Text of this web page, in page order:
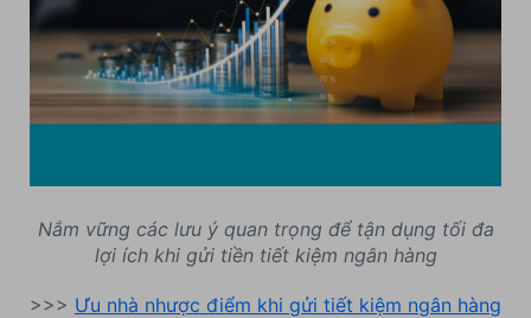
Nắm vững các lưu ý quan trọng để tận dụng tối đa
lợi ích khi gửi tiền tiết kiệm ngân hàng
>>> Ưu nhà nhược điểm khi gửi tiết kiệm ngân hàng